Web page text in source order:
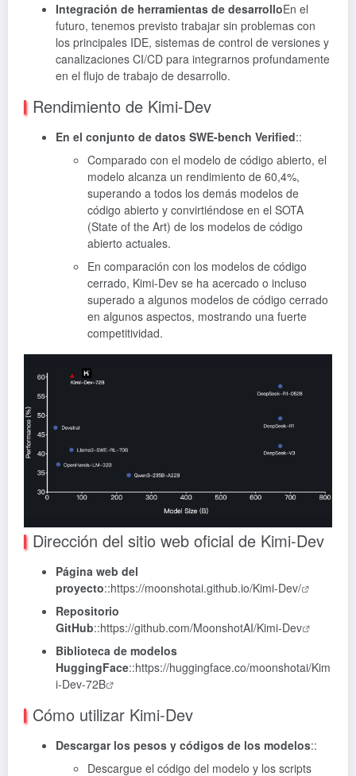
Integración de herramientas de desarrolloEn el
futuro, tenemos previsto trabajar sin problemas con
los principales IDE, sistemas de control de versiones y
canalizaciones CI/CD para integrarnos profundamente
en el flujo de trabajo de desarrollo.
Rendimiento de Kimi-Dev
En el conjunto de datos SWE-bench Verified::
Comparado con el modelo de código abierto, el
modelo alcanza un rendimiento de 60,4%,
superando a todos los demás modelos de
código abierto y convirtiéndose en el SOTA
(State of the Art) de los modelos de código
abierto actuales.
En comparación con los modelos de código
cerrado, Kimi-Dev se ha acercado o incluso
superado a algunos modelos de código cerrado
en algunos aspectos, mostrando una fuerte
competitividad.
Dirección del sitio web oficial de Kimi-Dev
Página web del
proyecto::https://moonshotai.github.io/Kimi-Dev/
Repositorio
GitHub::https://github.com/MoonshotAI/Kimi-Dev
Biblioteca de modelos
HuggingFace::https://huggingface.co/moonshotai/Kim
i-Dev-72B
Cómo utilizar Kimi-Dev
Descargar los pesos y códigos de los modelos::
Descargue el código del modelo y los scripts